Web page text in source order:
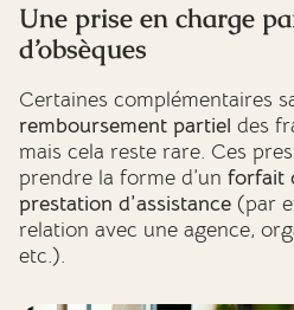
Une prise en charge
d’obsèques
Certaines complémentaires
remboursement partiel des
mais cela reste rare. Ces
prendre la forme d’un forfait
prestation d’assistance (par
relation avec une agence,
etc.).